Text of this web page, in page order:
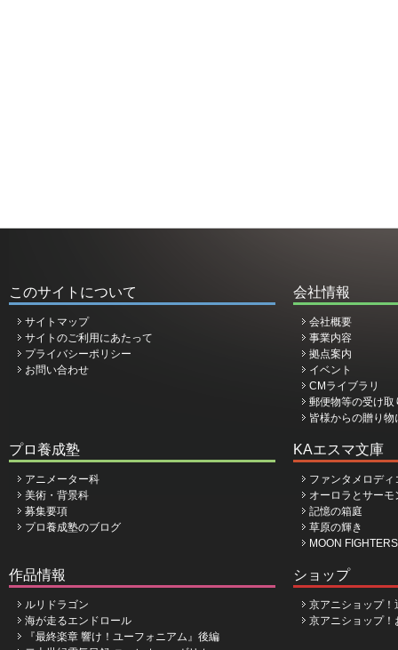
このサイトについて
サイトマップ
サイトのご利用にあたって
プライバシーポリシー
お問い合わせ
会社情報
会社概要
事業内容
拠点案内
イベント
CMライブラリ
郵便物等の受け取
皆様からの贈り
プロ養成塾
アニメーター科
美術・背景科
募集要項
プロ養成塾のブログ
KAエスマ文庫
ファンタメロデ
オーロラとサーモ
記憶の箱庭
草原の輝き
MOON
作品情報
ルリドラゴン
海が走るエンドロール
『最終楽章 響け！ユーフォニアム』後編
ショップ
京アニショップ！
京アニショップ！